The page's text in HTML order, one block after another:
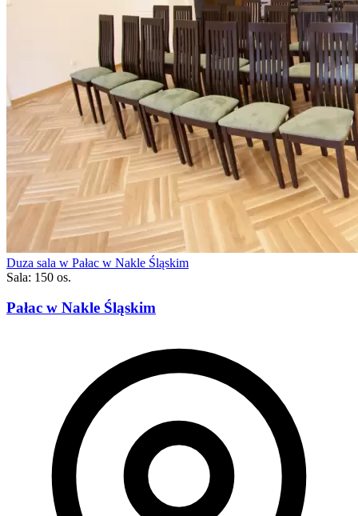
Duza sala w Pałac w Nakle Śląskim
Sala: 150 os.
Pałac w Nakle Śląskim